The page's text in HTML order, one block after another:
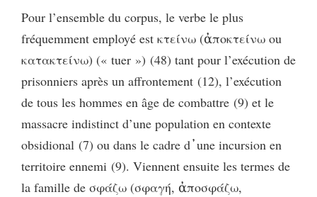
Pour l’ensemble du corpus, le verbe le plus
fréquemment employé est κτείνω (ἀποκτείνω ou
κατακτείνω) (« tuer ») (48) tant pour l’exécution de
prisonniers après un affrontement (12), l’exécution
de tous les hommes en âge de combattre (9) et le
massacre indistinct d’une population en contexte
obsidional (7) ou dans le cadre d᾽une incursion en
territoire ennemi (9). Viennent ensuite les termes de
la famille de σφάζω (σφαγή, ἀποσφάζω,